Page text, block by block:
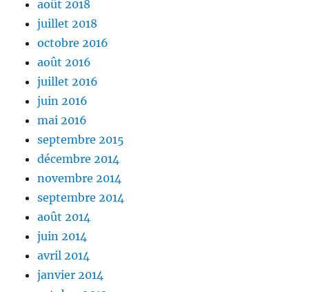
août 2018
juillet 2018
octobre 2016
août 2016
juillet 2016
juin 2016
mai 2016
septembre 2015
décembre 2014
novembre 2014
septembre 2014
août 2014
juin 2014
avril 2014
janvier 2014